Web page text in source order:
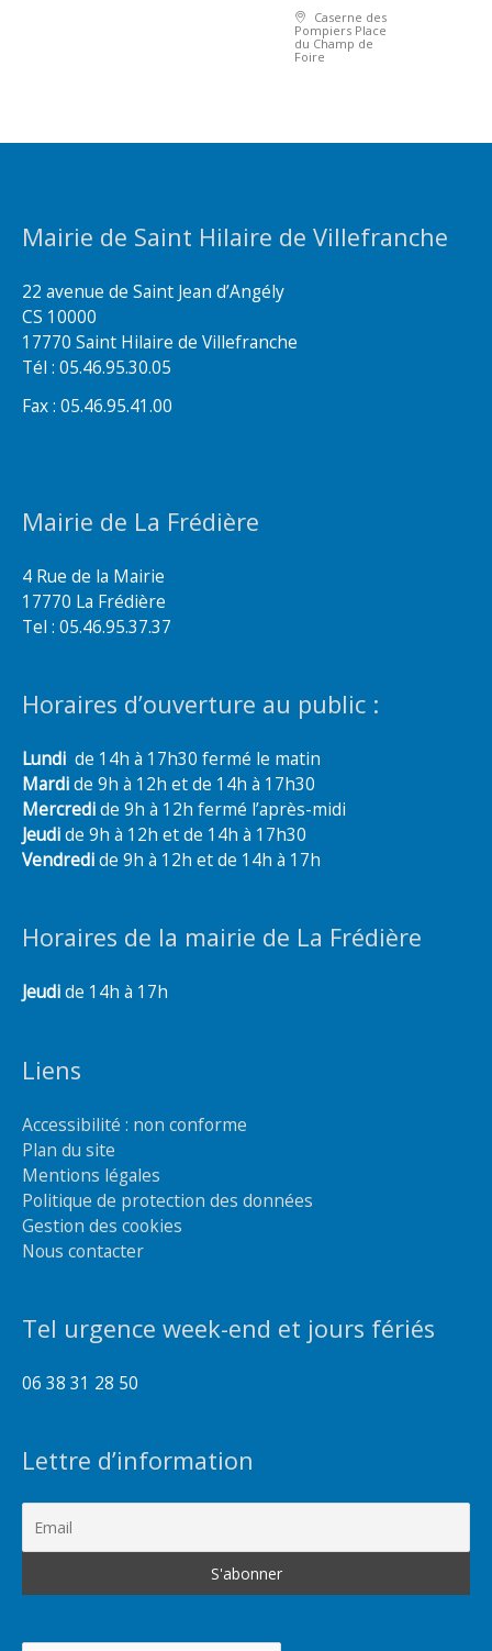
Caserne des
Pompiers Place
du Champ de
Foire
Mairie de Saint Hilaire de Villefranche
22 avenue de Saint Jean d’Angély
CS 10000
17770 Saint Hilaire de Villefranche
Tél : 05.46.95.30.05
Fax : 05.46.95.41.00
Mairie de La Frédière
4 Rue de la Mairie
17770 La Frédière
Tel : 05.46.95.37.37
Horaires d’ouverture au public :
Lundi de 14h à 17h30 fermé le matin
Mardide 9h à 12h et de 14h à 17h30
Mercredide 9h à 12h fermé l’après-midi
Jeudide 9h à 12h et de 14h à 17h30
Vendredide 9h à 12h et de 14h à 17h
Horaires de la mairie de La Frédière
Jeudide 14h à 17h
Liens
Accessibilité : non conforme
Plan du site
Mentions légales
Politique de protection des données
Gestion des cookies
Nous contacter
Tel urgence week-end et jours fériés
06 38 31 28 50
Lettre d’information